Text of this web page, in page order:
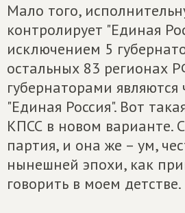
Мало того,
контролирует "Единая
исключением 5
остальных 83 регионах
губернаторами
"Единая Россия". Вот
КПСС в новом варианте.
партия, и она же – ум,
нынешней эпохи, как
говорить в моем детстве.